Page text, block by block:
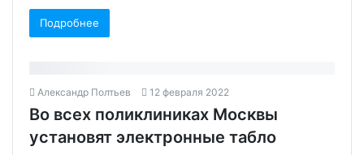
Подробнее
Александр Полтьев 12 февраля 2022
Во всех поликлиниках Москвы
установят электронные табло